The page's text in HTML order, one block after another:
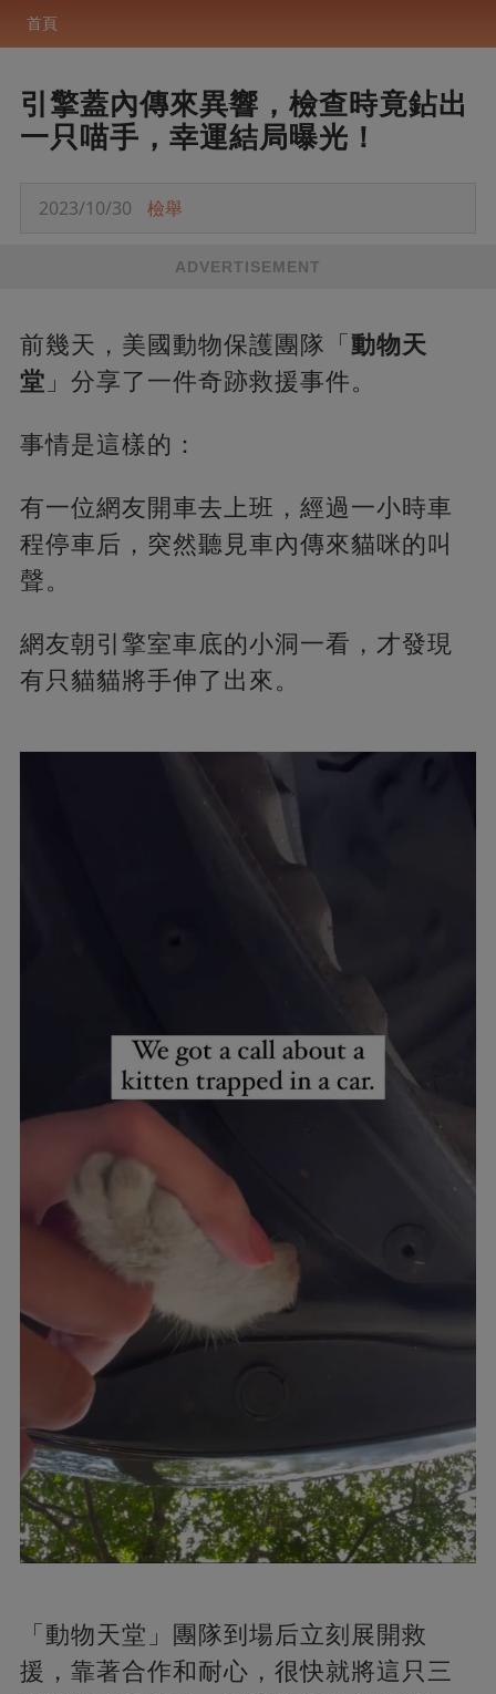
首頁
引擎蓋內傳來異響，檢查時竟鉆出
一只喵手，幸運結局曝光！
2023/10/30 檢舉
ADVERTISEMENT
前幾天，美國動物保護團隊「 動物天
堂 」分享了一件奇跡救援事件。
事情是這樣的：
有一位網友開車去上班，經過一小時車
程停車后，突然聽見車內傳來貓咪的叫
聲。
網友朝引擎室車底的小洞一看，才發現
有只貓貓將手伸了出來。
「動物天堂」團隊到場后立刻展開救
援，靠著合作和耐心，很快就將這只三